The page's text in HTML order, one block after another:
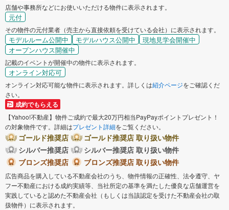
店舗や事務所などにお使いいただける物件に表示されます。
元付
その物件の元付業者（売主から直接依頼を受けている会社）に表示されます。
モデルルーム公開中 モデルハウス公開中
現地見学会開催中
オープンハウス開催中
記載のイベントが開催中の物件に表示されます。
オンライン対応可
オンライン対応可能な物件に表示されます。詳しくは紹介ページをご確認くだ
さい。
成約でもらえる
【Yahoo!不動産】物件ご成約で最大20万円相当PayPayポイントプレゼント！
の対象物件です。詳細はプレゼント詳細をご覧ください。
ゴールド推奨店
ゴールド推奨店 取り扱い物件
シルバー推奨店
シルバー推奨店 取り扱い物件
ブロンズ推奨店
ブロンズ推奨店 取り扱い物件
広告商品を購入している不動産会社のうち、物件情報の正確性、法令遵守、ヤ
フー不動産における成約実績等、当社所定の基準を満たした優良な店舗運営を
実践していると認めた不動産会社（もしくは当該認定を受けた不動産会社の取
扱物件）に表示されます。